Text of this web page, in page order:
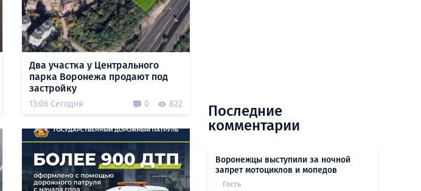
Два участка у Центрального
парка Воронежа продают под
застройку
13:06 Сегодня 0 822
Последние
комментарии
Воронежцы выступили за ночной
запрет мотоциклов и мопедов
Гость